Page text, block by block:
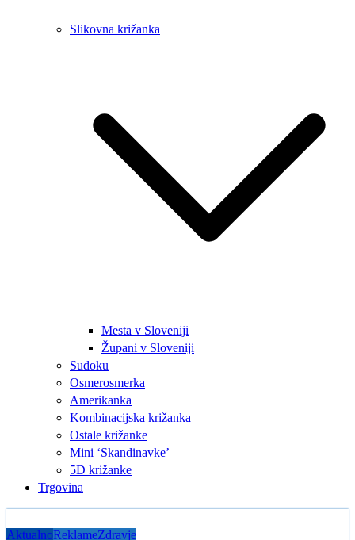
Slikovna križanka
Mesta v Sloveniji
Župani v Sloveniji
Sudoku
Osmerosmerka
Amerikanka
Kombinacijska križanka
Ostale križanke
Mini ‘Skandinavke’
5D križanke
Trgovina
AktualnoReklameZdravje